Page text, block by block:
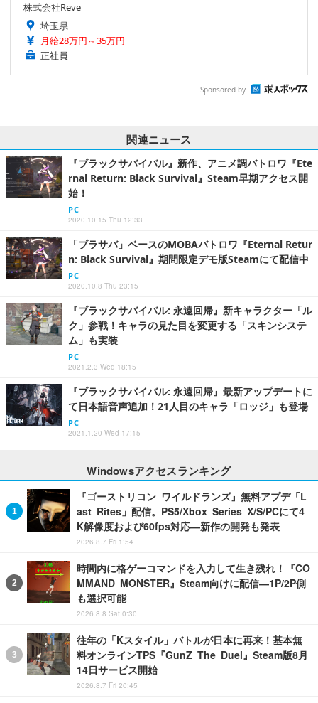
株式会社Reve
埼玉県
月給28万円～35万円
正社員
Sponsored by
関連ニュース
『ブラックサバイバル』新作、アニメ調バトロワ『Ete
rnal Return: Black Survival』Steam早期アクセス開
始！
PC
2020.10.15 Thu 12:33
「ブラサバ」ベースのMOBAバトロワ『Eternal Retur
n: Black Survival』期間限定デモ版Steamにて配信中
PC
2020.10.8 Thu 23:15
『ブラックサバイバル: 永遠回帰』新キャラクター「ル
ク」参戦！キャラの見た目を変更する「スキンシステ
ム」も実装
PC
2021.2.3 Wed 18:15
『ブラックサバイバル: 永遠回帰』最新アップデートに
て日本語音声追加！21人目のキャラ「ロッジ」も登場
PC
2021.1.20 Wed 17:15
Windowsアクセスランキング
『ゴーストリコン ワイルドランズ』無料アプデ「L
ast Rites」配信。PS5/Xbox Series X/S/PCにて4
K解像度および60fps対応―新作の開発も発表
2026.8.7 Fri 1:54
時間内に格ゲーコマンドを入力して生き残れ！『CO
MMAND MONSTER』Steam向けに配信―1P/2P側
も選択可能
2026.8.8 Sat 0:30
往年の「Kスタイル」バトルが日本に再来！基本無
料オンラインTPS『GunZ The Duel』Steam版8月
14日サービス開始
2026.8.7 Fri 20:45